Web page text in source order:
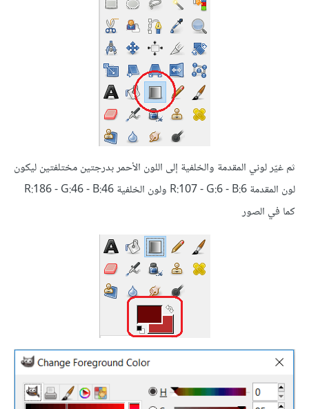
ثم غيّر لوني المقدمة والخلفية إلى اللون الأحمر بدرجتين مختلفتين ليكون
لون المقدمة R:107 - G:6 - B:6 ولون الخلفية R:186 - G:46 - B:46
كما في الصور